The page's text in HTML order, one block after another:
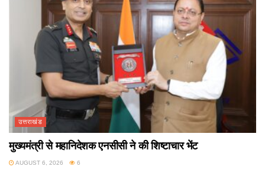
उत्तराखंड
मुख्यमंत्री से महानिदेशक एनसीसी ने की शिष्टाचार भेंट
AUGUST 6, 2026 6